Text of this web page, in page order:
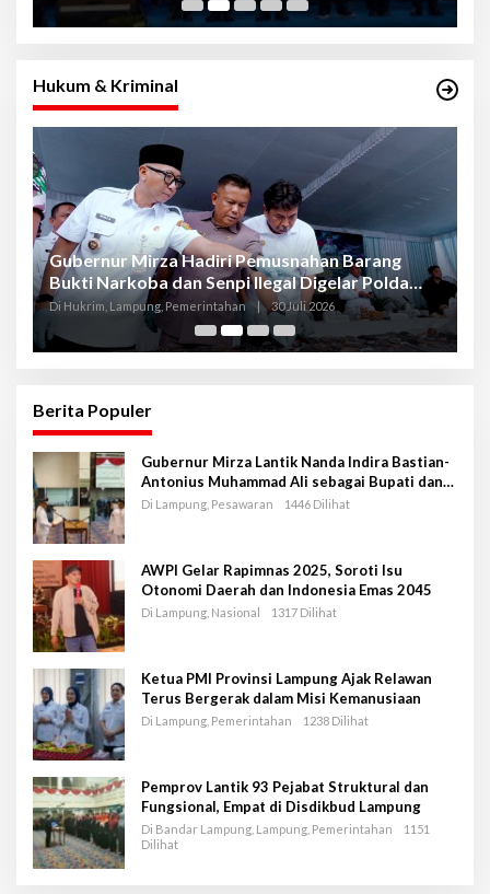
Hukum & Kriminal
Gubernur Mirza Hadiri Pemusnahan Barang
Bukti Narkoba dan Senpi Ilegal Digelar Polda
Lampung
Di Hukrim, Lampung, Pemerintahan 30 Juli 2026
Berita Populer
Gubernur Mirza Lantik Nanda Indira Bastian-
Antonius Muhammad Ali sebagai Bupati dan
Wakil Bupati Pesawaran Periode 2025-2030
Di Lampung, Pesawaran 1446 Dilihat
AWPI Gelar Rapimnas 2025, Soroti Isu
Otonomi Daerah dan Indonesia Emas 2045
Di Lampung, Nasional 1317 Dilihat
Ketua PMI Provinsi Lampung Ajak Relawan
Terus Bergerak dalam Misi Kemanusiaan
Di Lampung, Pemerintahan 1238 Dilihat
Pemprov Lantik 93 Pejabat Struktural dan
Fungsional, Empat di Disdikbud Lampung
Di Bandar Lampung, Lampung, Pemerintahan
1151
Dilihat